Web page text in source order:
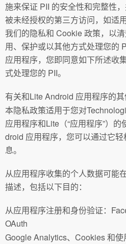
施来保证 PII 的安全性和完整性
被未经授权的第三方访问，如适
我们的隐私和 Cookie 政策，以
用、保护或以其他方式处理您的
应用程序，您即同意如下所述收
式处理您的 PII。
有关和Lite Android 应用程序的
本隐私政策适用于您对
应用程序和Lite（“应用程序”）
droid 应用程序，您可以通过它
息。
从应用程序收集的个人数据可能
描述，包括以下目的：
从应用程序注册和身份验证：
OAuth
Google Analytics、Cookies 和